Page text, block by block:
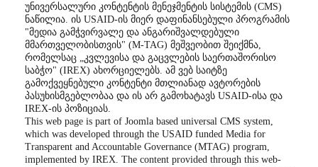
უნივერსალური კონტენტის მენეჯმენტის სისტემის (CMS)
ნაწილია. ის USAID-ის მიერ დაფინანსებული პროგრამის
"მედია გამჭვირვალე და ანგარიშვალდებული
მმართველობისთვის" (M-TAG) მეშვეობით შეიქმნა,
რომელსაც „კვლევისა და გაცვლების საერთაშორისო
საბჭო" (IREX) ახორციელებს. ამ ვებ საიტზე
გამოქვეყნებული კონტენტი მთლიანად ავტორების
პასუხისმგებლობაა და ის არ გამოხატავს USAID-ისა და
IREX-ის პოზიციას.
This web page is part of Joomla based universal CMS system,
which was developed through the USAID funded Media for
Transparent and Accountable Governance (MTAG) program,
implemented by IREX. The content provided through this web-